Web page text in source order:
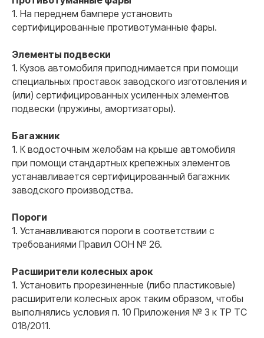
1. На переднем бампере установить
сертифицированные противотуманные фары.
Элементы подвески
1. Кузов автомобиля приподнимается при помощи
специальных проставок заводского изготовления и
(или) сертифицированных усиленных элементов
подвески (пружины, амортизаторы).
Багажник
1. К водосточным желобам на крыше автомобиля
при помощи стандартных крепежных элементов
устанавливается сертифицированный багажник
заводского производства.
Пороги
1. Устанавливаются пороги в соответствии с
требованиями Правил ООН № 26.
Расширители колесных арок
1. Установить прорезиненные (либо пластиковые)
расширители колесных арок таким образом, чтобы
выполнялись условия п. 10 Приложения № 3 к ТР ТС
018/2011.